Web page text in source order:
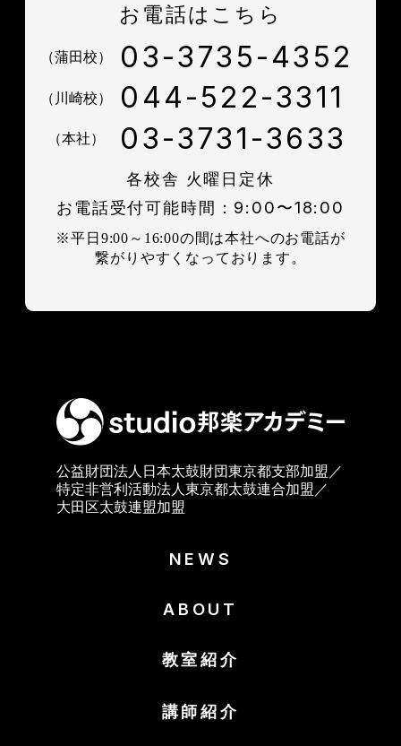
お電話はこちら
（蒲田校） 03-3735-4352
（川崎校） 044-522-3311
（本社） 03-3731-3633
各校舎 火曜日定休
お電話受付可能時間：9:00〜18:00
※平日9:00～16:00の間は本社へのお電話が
繋がりやすくなっております。
公益財団法人日本太鼓財団東京都支部加盟／
特定非営利活動法人東京都太鼓連合加盟／
大田区太鼓連盟加盟
NEWS
ABOUT
教室紹介
講師紹介